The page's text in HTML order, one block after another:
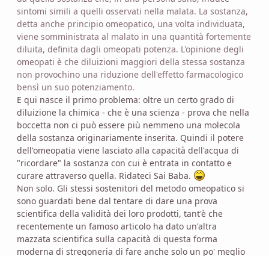
sintomi simili a quelli osservati nella malata. La sostanza,
detta anche principio omeopatico, una volta individuata,
viene somministrata al malato in una quantità fortemente
diluita, definita dagli omeopati potenza. L'opinione degli
omeopati è che diluizioni maggiori della stessa sostanza
non provochino una riduzione dell'effetto farmacologico
bensì un suo potenziamento.
E qui nasce il primo problema: oltre un certo grado di
diluizione la chimica - che è una scienza - prova che nella
boccetta non ci può essere più nemmeno una molecola
della sostanza originariamente inserita. Quindi il potere
dell'omeopatia viene lasciato alla capacità dell'acqua di
"ricordare" la sostanza con cui è entrata in contatto e
curare attraverso quella. Ridateci Sai Baba.
Non solo. Gli stessi sostenitori del metodo omeopatico si
sono guardati bene dal tentare di dare una prova
scientifica della validità dei loro prodotti, tant'è che
recentemente un famoso articolo ha dato un'altra
mazzata scientifica sulla capacità di questa forma
moderna di stregoneria di fare anche solo un po' meglio